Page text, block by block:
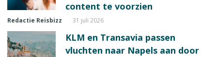
content te voorzien
Redactie Reisbizz 31 juli 2026
KLM en Transavia passen
vluchten naar Napels aan door